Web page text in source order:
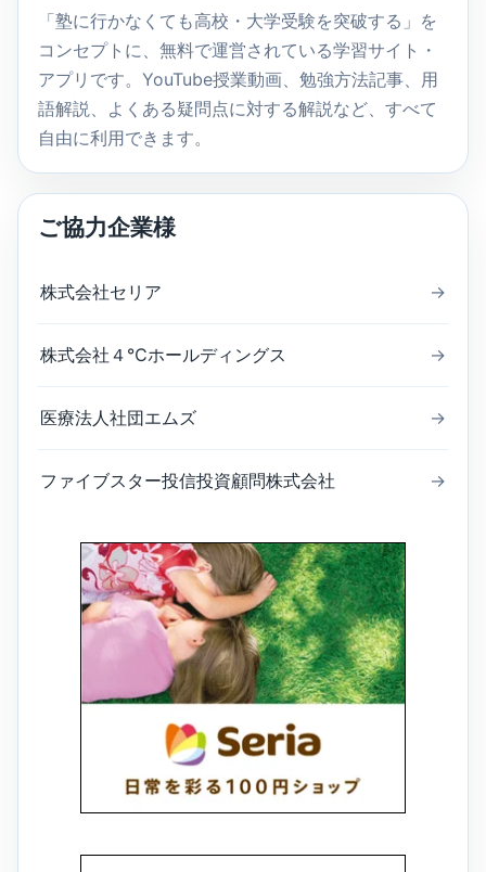
索
「塾に行かなくても高校・大学受験を突破する」を
コンセプトに、無料で運営されている学習サイト・
アプリです。YouTube授業動画、勉強方法記事、用
語解説、よくある疑問点に対する解説など、すべて
自由に利用できます。
ご協力企業様
株式会社セリア →
株式会社４℃ホールディングス →
医療法人社団エムズ →
ファイブスター投信投資顧問株式会社 →